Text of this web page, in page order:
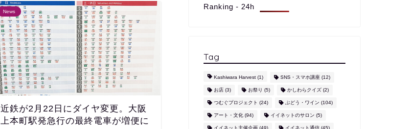
News
近鉄が2月22日にダイヤ変更。大阪
上本町駅発急行の最終電車が増便に
Ranking - 24h
Tag
Kashiwara Harvest(1) SNS・スマホ講座(12)
お店(3) お祭り (5) かしわらクイズ(2)
つむぐプロジェクト (24) ぶどう・ワイン (104)
アート・文化(94) イイネットのサロン (5)
イイネット主催企画(49) イイネット通信(45)